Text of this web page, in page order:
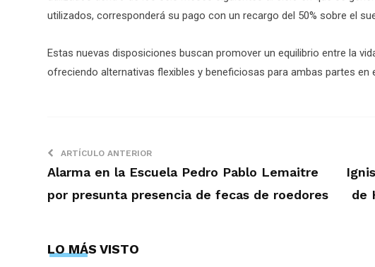
utilizados, corresponderá su pago con un recargo del 50% sobre el
Estas nuevas disposiciones buscan promover un equilibrio entre la
ofreciendo alternativas flexibles y beneficiosas para ambas partes en
ARTÍCULO ANTERIOR
Alarma en la Escuela Pedro Pablo Lemaitre
por presunta presencia de fecas de roedores
de
LO MÁS VISTO